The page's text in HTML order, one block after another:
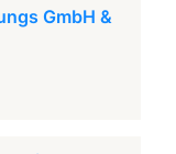
GmbH &